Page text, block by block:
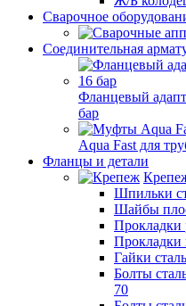
Сварочное
Соединительная
Фланцевый
бар
Aqua Fast для
Фланцы и детали
Шпильки
Шайбы
Прокладки
Прокладки
Гайки
Болты
70